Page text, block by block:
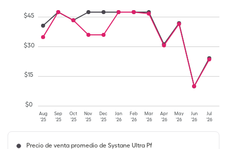
Aug
'25
Sep
'25
Oct
'25
Nov
'25
Dec
'25
Jan
'26
Feb
'26
Mar
'26
Apr
'26
May
'26
Jun
'26
Jul
'26
$0
$15
$30
$45
Precio de venta promedio de Systane Ultra Pf